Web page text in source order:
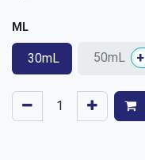
ML
30mL 50mL +